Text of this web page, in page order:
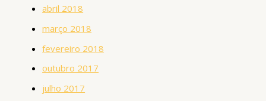
abril 2018
março 2018
fevereiro 2018
outubro 2017
julho 2017